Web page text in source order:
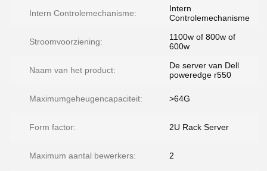
Intern Controlemechanisme:
Intern
Controlemechanisme
Stroomvoorziening:
1100w of 800w of
600w
Naam van het product:
De server van Dell
poweredge r550
Maximumgeheugencapaciteit: >64G
Form factor: 2U Rack Server
Maximum aantal bewerkers: 2